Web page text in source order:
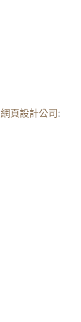
網頁設計公司: